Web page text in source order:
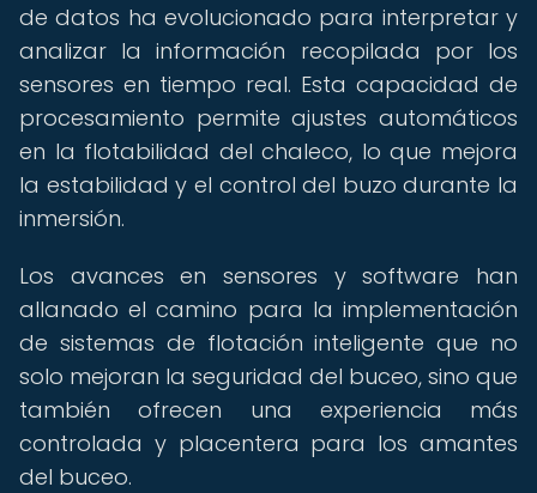
de datos ha evolucionado para interpretar y
analizar la información recopilada por los
sensores en tiempo real. Esta capacidad de
procesamiento permite ajustes automáticos
en la flotabilidad del chaleco, lo que mejora
la estabilidad y el control del buzo durante la
inmersión.
Los avances en sensores y software han
allanado el camino para la implementación
de sistemas de flotación inteligente que no
solo mejoran la seguridad del buceo, sino que
también ofrecen una experiencia más
controlada y placentera para los amantes
del buceo.